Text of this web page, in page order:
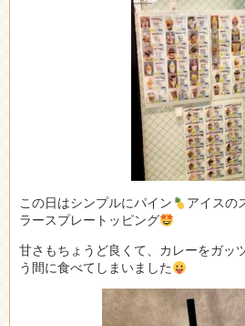
この日はシンプルにパイン
アイスの
ラースプレートッピング
甘さもちょうど良くて、カレーをガッ
う間に食べてしまいました